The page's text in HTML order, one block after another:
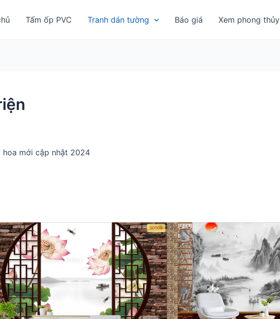
Tấm ốp PVC Tranh dán tường Báo giá Xem phong thủy
hoa mới cập nhật 2024